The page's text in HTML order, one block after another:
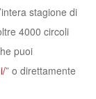
stagione di
4000 circoli
puoi
” o direttamente